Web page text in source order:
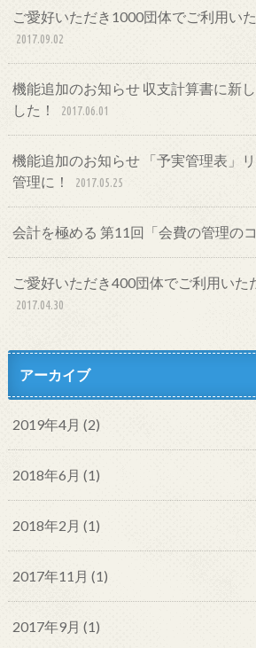
ご愛好いただき1000団体でご利用い
2017.09.02
機能追加のお知らせ 収支計算書に新
した！
2017.06.01
機能追加のお知らせ 「予実管理表」
管理に！
2017.05.25
会計を極める 第11回「会費の管理のコ
ご愛好いただき400団体でご利用いた
2017.04.30
アーカイブ
2019年4月 (2)
2018年6月 (1)
2018年2月 (1)
2017年11月 (1)
2017年9月 (1)